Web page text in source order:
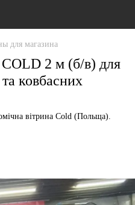
для магазина
COLD 2 м (б/в) для
ковбасних
вітрина Cold (Польща).